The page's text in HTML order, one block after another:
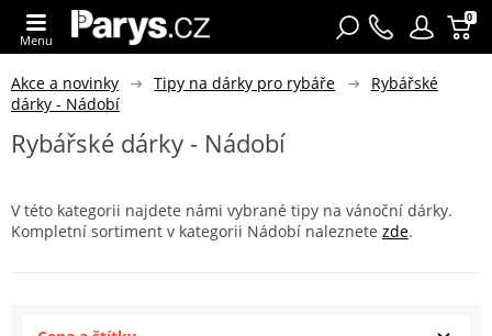
0
Menu
Akce a novinky Tipy na dárky pro rybáře
Rybářské
dárky - Nádobí
Rybářské dárky - Nádobí
V této kategorii najdete námi vybrané tipy na vánoční dárky.
Kompletní sortiment v kategorii Nádobí naleznete zde.